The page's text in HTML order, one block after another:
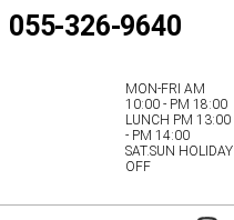
055-326-9640
MON-FRI AM
10:00 - PM 18:00
LUNCH PM 13:00
- PM 14:00
SAT.SUN HOLIDAY
OFF